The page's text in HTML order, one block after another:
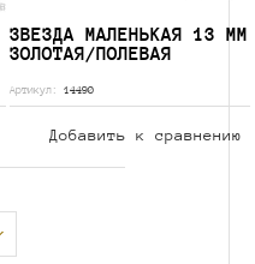
ЗВЕЗДА МАЛЕНЬКАЯ 13 ММ
ЗОЛОТАЯ/ПОЛЕВАЯ
Артикул: 14490
Добавить к сравнению